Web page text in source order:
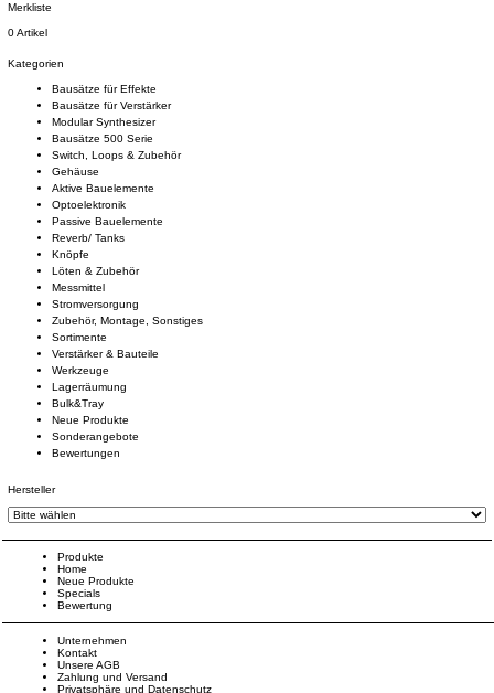
Merkliste
0 Artikel
Kategorien
Bausätze für Effekte
Bausätze für Verstärker
Modular Synthesizer
Bausätze 500 Serie
Switch, Loops & Zubehör
Gehäuse
Aktive Bauelemente
Optoelektronik
Passive Bauelemente
Reverb/ Tanks
Knöpfe
Löten & Zubehör
Messmittel
Stromversorgung
Zubehör, Montage, Sonstiges
Sortimente
Verstärker & Bauteile
Werkzeuge
Lagerräumung
Bulk&Tray
Neue Produkte
Sonderangebote
Bewertungen
Hersteller
Produkte
Home
Neue Produkte
Specials
Bewertung
Unternehmen
Kontakt
Unsere AGB
Zahlung und Versand
Privatsphäre und Datenschutz